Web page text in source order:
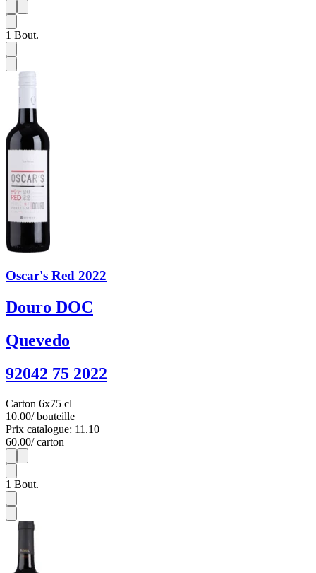
1
1 Bout.
Oscar's Red 2022
Douro DOC
Quevedo
92042 75 2022
Carton 6x75 cl
10.00/ bouteille
Prix catalogue: 11.10
60.00/ carton
1
1 Bout.